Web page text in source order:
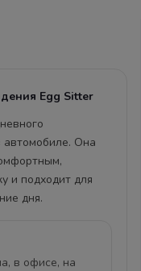
Egg Sitter
автомобиле. Она
и подходит для
дня.
в офисе, на